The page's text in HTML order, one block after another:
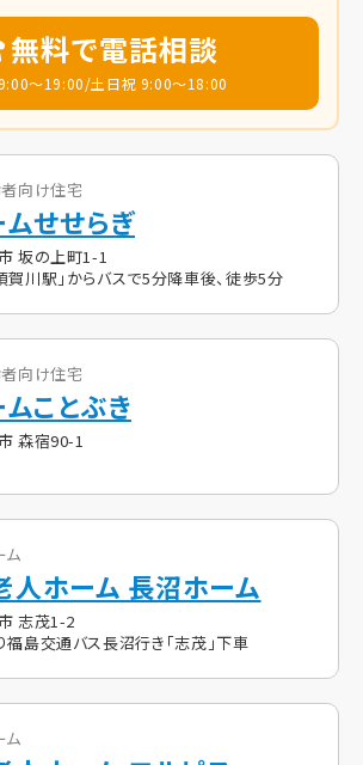
無料で電話相談
～19:00/土日祝 9:00～18:00
向け住宅
せせらぎ
坂の上町1-1
賀川駅」からバスで5分降車後、徒歩5分
向け住宅
ことぶき
森宿90-1
ム
人ホーム 長沼ホーム
志茂1-2
島交通バス長沼行き「志茂」下車
ム